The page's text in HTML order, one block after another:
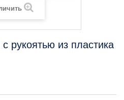
рукоятью из пластика